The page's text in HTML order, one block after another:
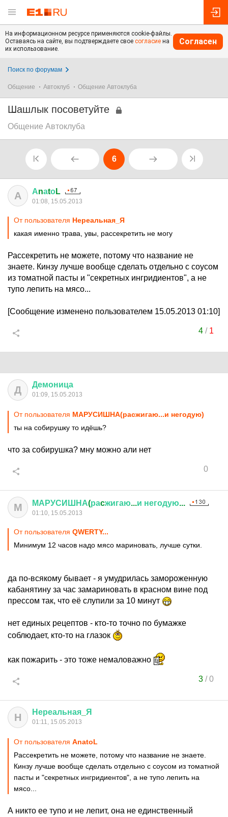
На информационном ресурсе применяются cookie-файлы.
Оставаясь на сайте, вы подтверждаете свое согласие на
их использование.
Согласен
Поиск по форумам
Общение Автоклуб Общение Автоклуба
Шашлык посоветуйте
Общение Автоклуба
6
А АnаtоL
01:08, 15.05.2013
От пользователя Нереальная_Я
какая именно трава, увы, рассекретить не могу
Рассекретить не можете, потому что название не
знаете. Кинзу лучше вообще сделать отдельно с соусом
из томатной пасты и "секретных ингридиентов", а не
тупо лепить на мясо...
[Сообщение изменено пользователем 15.05.2013 01:10]
4/ 1
Д Демоница
01:09, 15.05.2013
От пользователя МАРУСИШНА(раcжигаю...и негодую)
ты на собирушку то идёшь?
что за собирушка? мну можно али нет
0
М МАРУСИШНА(раcжигаю...и негодую...
01:10, 15.05.2013
От пользователя QWERTY...
Минимум 12 часов надо мясо мариновать, лучше сутки.
да по-всякому бывает - я умудрилась замороженную
кабанятину за час замариновать в красном вине под
прессом так, что её слупили за 10 минут
нет единых рецептов - кто-то точно по бумажке
соблюдает, кто-то на глазок
как пожарить - это тоже немаловажно
3/0
Н Нереальная Я
01:11, 15.05.2013
От пользователя АnаtоL
Рассекретить не можете, потому что название не знаете.
Кинзу лучше вообще сделать отдельно с соусом из томатной
пасты и "секретных ингридиентов", а не тупо лепить на
мясо...
А никто ее тупо и не лепит, она не единственный